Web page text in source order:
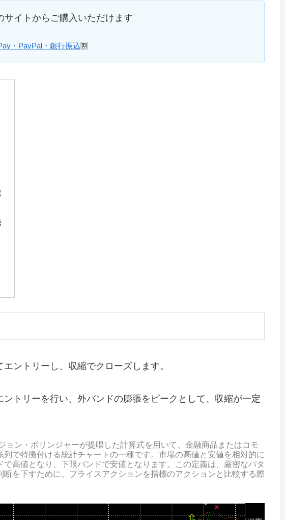
サイトからご購入いただけます
・PayPal・銀行振込🈹
ントリーし、収縮でクローズします。
トリーを行い、外バンドの膨張をピークとして、収縮が一定
ョン・ボリンジャーが提唱した計算式を用いて、金融商品またはコモ
で特徴付ける統計チャートの一種です。市場の高値と安値を相対的に
高値となり、下限バンドで安値となります。この定義は、厳密なパタ
を下すために、プライスアクションを指標のアクションと比較する際